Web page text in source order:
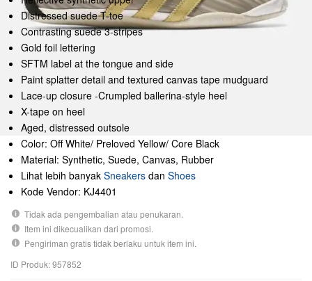
Distressed suede T-toe
Contrasting suede 3-stripes
Gold foil lettering
SFTM label at the tongue and side
Paint splatter detail and textured canvas tape mudguard
Lace-up closure -Crumpled ballerina-style heel
X-tape on heel
Aged, distressed outsole
Color: Off White/ Preloved Yellow/ Core Black
Material: Synthetic, Suede, Canvas, Rubber
Lihat lebih banyak Sneakers dan Shoes
Kode Vendor: KJ4401
Tidak ada pengembalian atau penukaran.
Item ini dikecualikan dari promosi.
Pengiriman gratis tidak berlaku untuk item ini.
ID Produk: 957852